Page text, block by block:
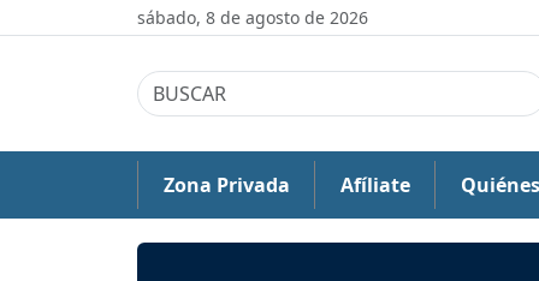
sábado, 8 de agosto de 2026
Zona Privada Afíliate